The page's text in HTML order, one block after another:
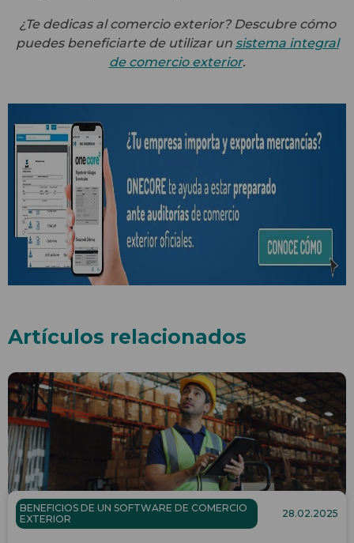
¿Te dedicas al comercio exterior? Descubre cómo
puedes beneficiarte de utilizar un sistema integral
de comercio exterior.
Artículos relacionados
BENEFICIOS DE UN SOFTWARE DE COMERCIO
EXTERIOR
28.02.2025